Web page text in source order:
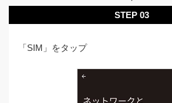
STEP 03
「SIM」をタップ